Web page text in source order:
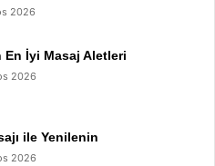
2026
En İyi Masaj Aletleri
2026
ile Yenilenin
2026